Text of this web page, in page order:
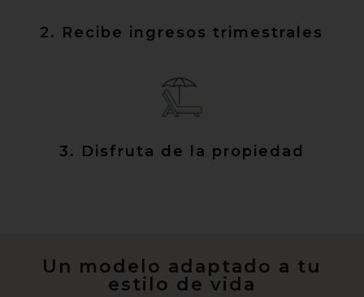
2. Recibe ingresos trimestrales
3. Disfruta de la propiedad
Un modelo adaptado a tu
estilo de vida